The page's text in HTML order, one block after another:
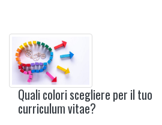
Quali colori scegliere per il tuo
curriculum vitae?